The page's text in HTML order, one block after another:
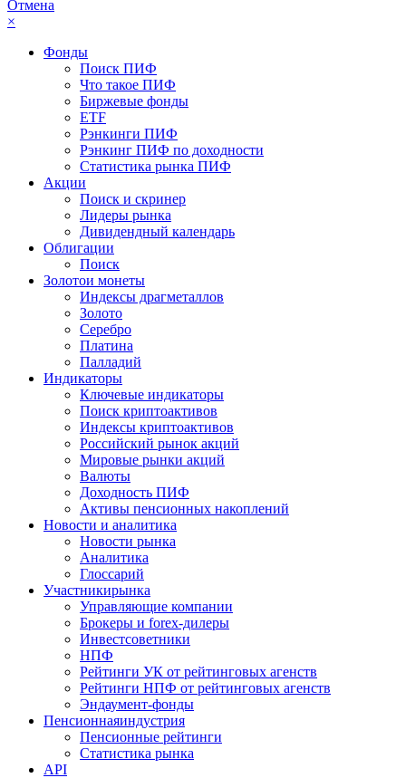
Отмена
×
Фонды
Поиск ПИФ
Что такое ПИФ
Биржевые фонды
ETF
Рэнкинги ПИФ
Рэнкинг ПИФ по доходности
Статистика рынка ПИФ
Акции
Поиск и скринер
Лидеры рынка
Дивидендный календарь
Облигации
Поиск
Золотои монеты
Индексы драгметаллов
Золото
Серебро
Платина
Палладий
Индикаторы
Ключевые индикаторы
Поиск криптоактивов
Индексы криптоактивов
Российский рынок акций
Мировые рынки акций
Валюты
Доходность ПИФ
Активы пенсионных накоплений
Новости и аналитика
Новости рынка
Аналитика
Глоссарий
Участникирынка
Управляющие компании
Брокеры и forex-дилеры
Инвестсоветники
НПФ
Рейтинги УК от рейтинговых агенств
Рейтинги НПФ от рейтинговых агенств
Эндаумент-фонды
Пенсионнаяиндустрия
Пенсионные рейтинги
Статистика рынка
API